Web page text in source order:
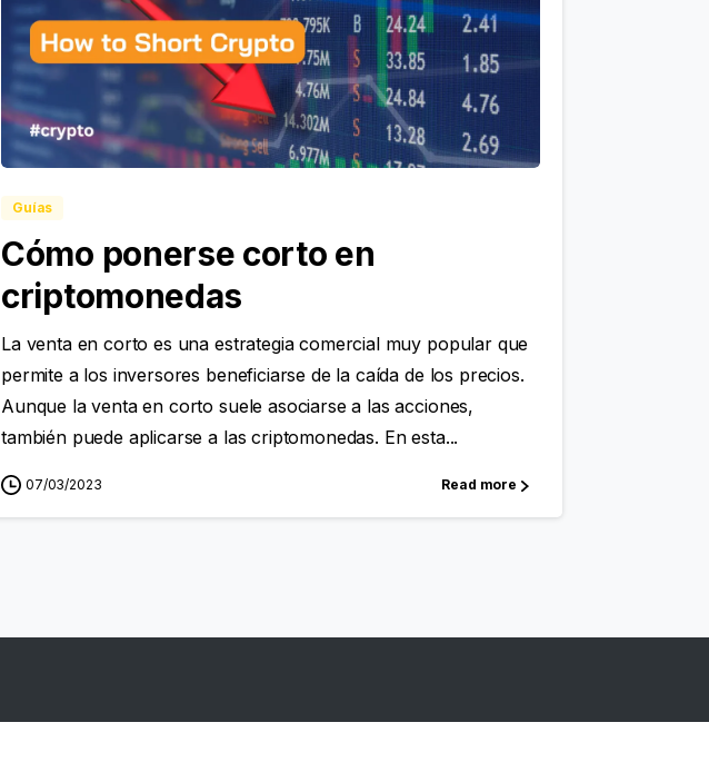
Guías
Cómo ponerse corto en
criptomonedas
La venta en corto es una estrategia comercial muy popular que
permite a los inversores beneficiarse de la caída de los precios.
Aunque la venta en corto suele asociarse a las acciones,
también puede aplicarse a las criptomonedas. En esta...
07/03/2023 Read more